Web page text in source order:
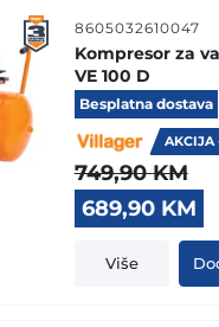
8605032610047
Kompresor za
VE 100 D
Besplatna dostava
AKCIJA
749,90KM
Original
price
was:
749,90 KM.
689,90 KM
Više